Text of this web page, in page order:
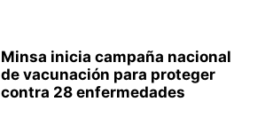
Minsa inicia campaña nacional
de vacunación para proteger
contra 28 enfermedades